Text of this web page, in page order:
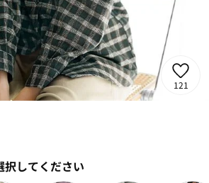
121
択してください